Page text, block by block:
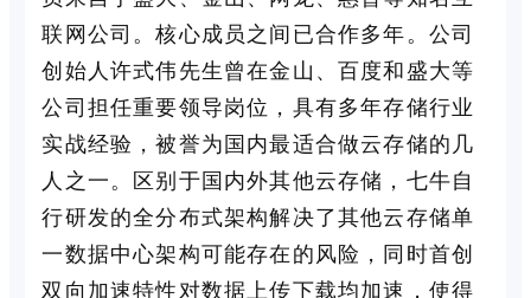
联网公司。核心成员之间已合作多年。公司
创始人许式伟先生曾在金山、百度和盛大等
公司担任重要领导岗位，具有多年存储行业
实战经验，被誉为国内最适合做云存储的几
人之一。区别于国内外其他云存储，七牛自
行研发的全分布式架构解决了其他云存储单
一数据中心架构可能存在的风险，同时首创
双向加速特性对数据上传下载均加速，使得